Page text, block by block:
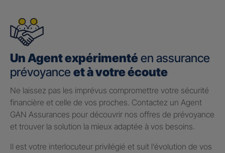
Un Agent expérimentéen assurance
prévoyance et à votre écoute
Ne laissez pas les imprévus compromettre votre sécurité
financière et celle de vos proches. Contactez un Agent
GAN Assurances pour découvrir nos offres de prévoyance
et trouver la solution la mieux adaptée à vos besoins.
Il est votre interlocuteur privilégié et suit l’évolution de vos